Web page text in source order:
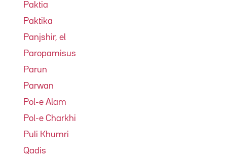
Paktia
Paktika
Panjshir, el
Paropamisus
Parun
Parwan
Pol-e Alam
Pol-e Charkhi
Puli Khumri
Qadis